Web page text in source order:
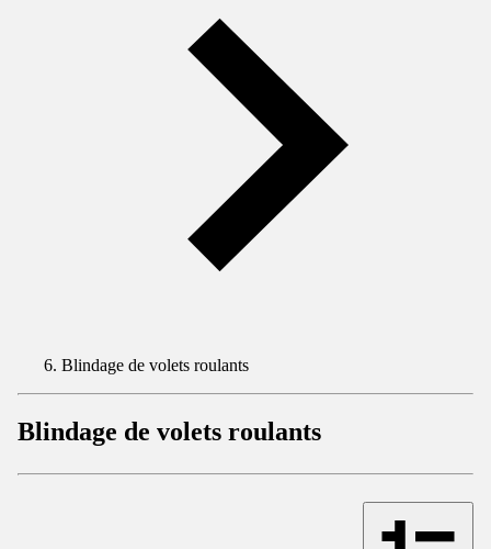
Blindage de volets roulants
Blindage de volets roulants